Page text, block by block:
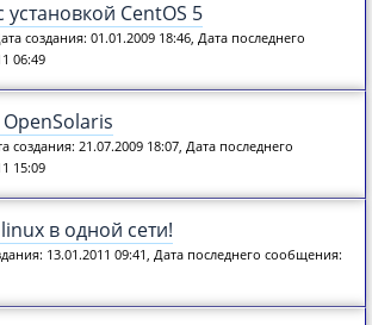
CentOS 5
создания: 01.01.2009 18:46, Дата последнего
06:49
создания: 21.07.2009 18:07, Дата последнего
15:09
в одной сети!
13.01.2011 09:41, Дата последнего сообщения: